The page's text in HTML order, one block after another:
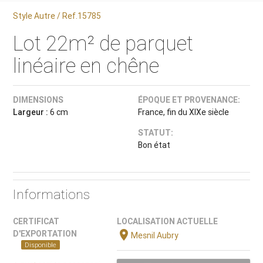
Style Autre / Ref.15785
Lot 22m² de parquet
linéaire en chêne
DIMENSIONS
Largeur : 6 cm
ÉPOQUE ET PROVENANCE:
France, fin du XIXe siècle
STATUT:
Bon état
Informations
CERTIFICAT
D'EXPORTATION
Disponible
LOCALISATION ACTUELLE
location_onMesnil Aubry